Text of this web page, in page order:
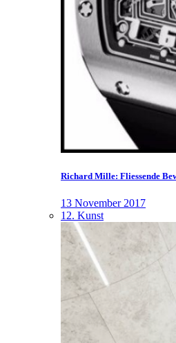
Richard Mille: Fliessende
13 November 2017
12. Kunst